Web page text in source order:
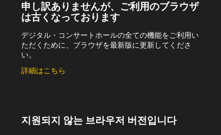
申し訳ありませんが、ご利用のブラウザ
は古くなっております
デジタル・コンサートホールの全ての機能をご利用い
ただくために、ブラウザを最新版に更新してくださ
い。
詳細はこちら
지원되지 않는 브라우저 버전입니다